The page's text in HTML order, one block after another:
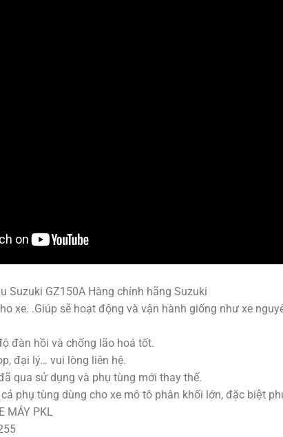
Suzuki GZ150A Hàng chính hãng Suzuki
xe. .Giúp sẽ hoạt động và vận hành giống như xe
đàn hồi và chống lão hoá tốt.
đại lý… vui lòng liên hệ.
qua sử dụng và phụ tùng mới thay thế.
phụ tùng dùng cho xe mô tô phân khối lớn, đặc biệt
MÁY PKL